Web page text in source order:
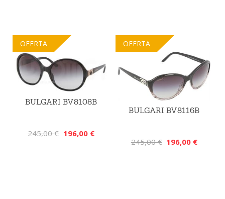
OFERTA
BULGARI BV8108B
245,00 € 196,00 €
OFERTA
BULGARI BV8116B
245,00 € 196,00 €